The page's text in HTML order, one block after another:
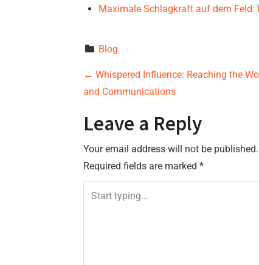
Maximale Schlagkraft auf dem
Blog
P
s
t
n
← Whispered Influence: Reaching the
and Communications
Leave a Reply
Your email address will not be published.
Required fields are marked *